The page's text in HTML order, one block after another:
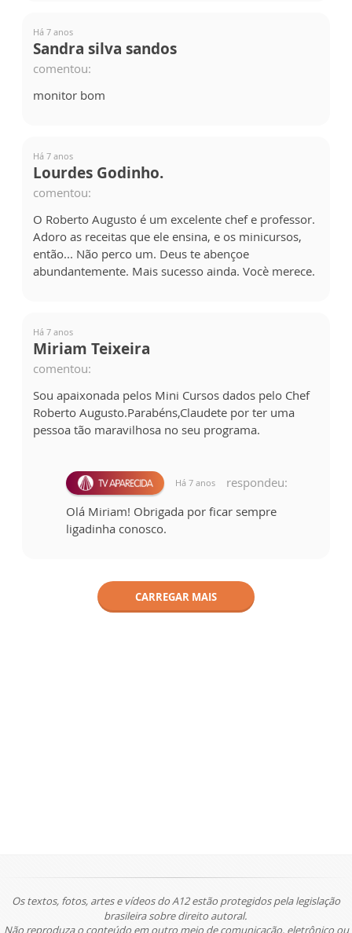
Há 7 anos
Sandra silva sandos
comentou:
monitor bom
Há 7 anos
Lourdes Godinho.
comentou:
O Roberto Augusto é um excelente chef e professor.
Adoro as receitas que ele ensina, e os minicursos,
então... Não perco um. Deus te abençoe
abundantemente. Mais sucesso ainda. Vocè merece.
Há 7 anos
Miriam Teixeira
comentou:
Sou apaixonada pelos Mini Cursos dados pelo Chef
Roberto Augusto.Parabéns,Claudete por ter uma
pessoa tão maravilhosa no seu programa.
Há 7 anos
respondeu:
Olá Miriam! Obrigada por ficar sempre
ligadinha conosco.
CARREGAR MAIS
Os textos, fotos, artes e vídeos do A12 estão protegidos pela legislação
brasileira sobre direito autoral.